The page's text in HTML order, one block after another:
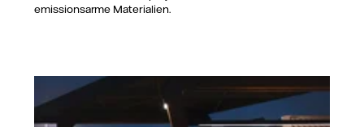
emissionsarme Materialien.